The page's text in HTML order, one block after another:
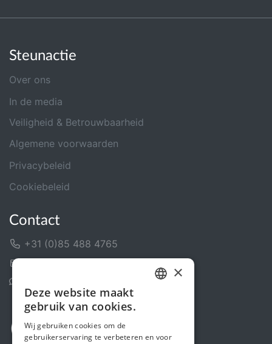
Steunactie
Over ons
In de media
Veiligheid & Betrouwbaarheid
Algemene voorwaarden
Privacybeleid
Cookiebeleid
Contact
+31 (0)85 488 4765
ENGLISH
×
Deze website maakt
gebruik van cookies.
Wij gebruiken cookies om de
gebruikerservaring te verbeteren en voor